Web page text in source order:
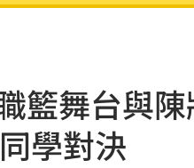
李世宗要信徒喝精油
愛意表達障礙遭重擊
公開高價股買法：賺30萬
籃舞台與
學對決